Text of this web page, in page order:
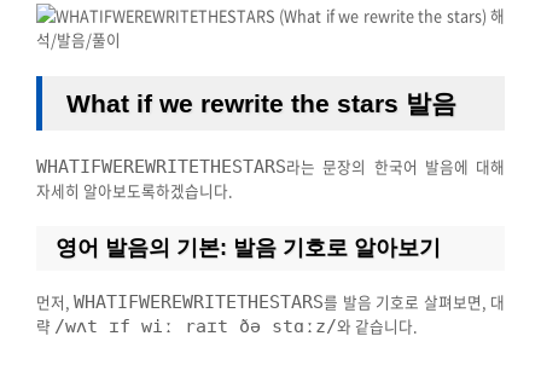
What if we rewrite the stars 발음
WHATIFWEREWRITETHESTARS라는 문장의 한국어 발음에 대해
자세히 알아보도록하겠습니다.
영어 발음의 기본: 발음 기호로 알아보기
먼저,WHATIFWEREWRITETHESTARS를 발음 기호로 살펴보면, 대
략 /wʌt ɪf wiː raɪt ðə stɑːz/와 같습니다.